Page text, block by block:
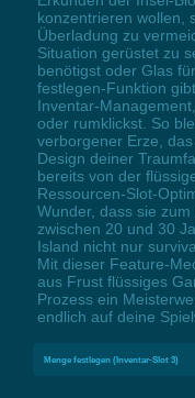
konzentrieren wollen,
Überladung zu
Situation gerüstet zu
benötigst oder Glas
festlegen-Funktion
Inventar-
oder rumklickst. So
verborgener Erze,
Design deiner
bereits von der
Ressourcen-Slot-
Wunder, dass sie
zwischen 20 und 30
Island nicht nur
Mit dieser Feature-
aus Frust flüssiges
Prozess ein
endlich auf deine
Menge festlegen (Inventar-Slot 3)